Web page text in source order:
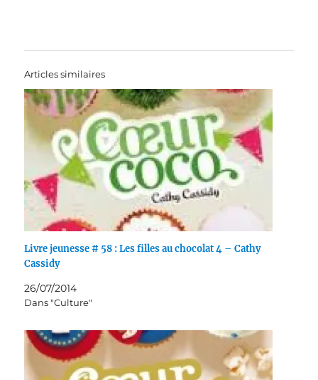
Articles similaires
Livre jeunesse # 58 : Les filles au chocolat 4 – Cathy
Cassidy
26/07/2014
Dans "Culture"